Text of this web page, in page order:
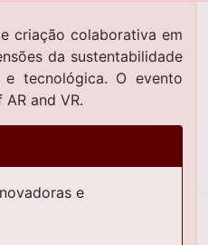
criação colaborativa em
da sustentabilidade
tecnológica. O evento
and VR.
e